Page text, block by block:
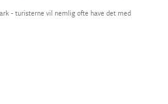
- turisterne vil nemlig ofte have det med